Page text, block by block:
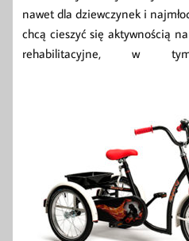
nawet dla dziewczynek i
chcą cieszyć się aktywnością
rehabilitacyjne, w